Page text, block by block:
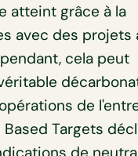
atteint grâce à la
avec des projets
cela peut
de
Targets